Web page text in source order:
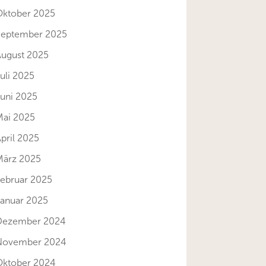
2025
2025
2025
2025
2025
2025
2025
2025
2025
2025
2024
2024
2024